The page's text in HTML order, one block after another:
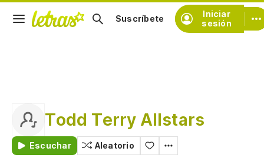
Iniciar
sesión
Suscríbete
Todd Terry Allstars
Escuchar Aleatorio